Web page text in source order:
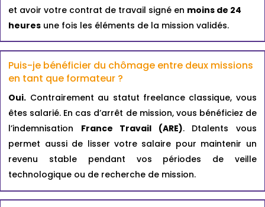
et avoir votre contrat de travail signé en moins de 24
heures une fois les éléments de la mission validés.
Puis-je bénéficier du chômage entre deux missions
en tant que formateur ?
Oui. Contrairement au statut freelance classique, vous
êtes salarié. En cas d’arrêt de mission, vous bénéficiez de
l’indemnisation France Travail (ARE). Dtalents vous
permet aussi de lisser votre salaire pour maintenir un
revenu stable pendant vos périodes de veille
technologique ou de recherche de mission.